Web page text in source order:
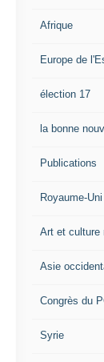
Afrique
Europe de
élection 17
la bonne
Publications
Royaume-Uni
Art et culture
Asie
Congrès du
Syrie